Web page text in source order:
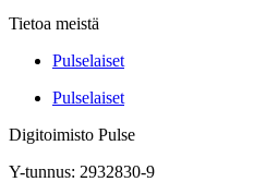
Tietoa meistä
Pulselaiset
Pulselaiset
Digitoimisto Pulse
Y-tunnus: 2932830-9